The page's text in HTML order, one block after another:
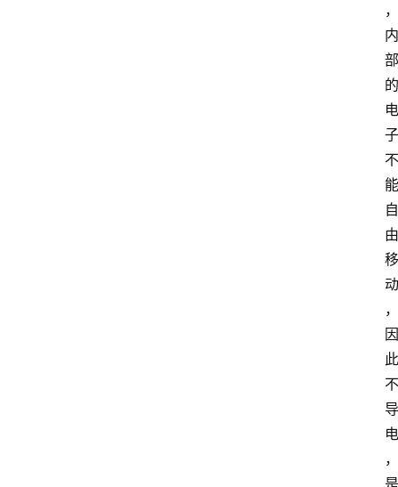
，
内
部
的
电
子
不
能
自
由
移
动
，
因
此
不
导
电
，
是